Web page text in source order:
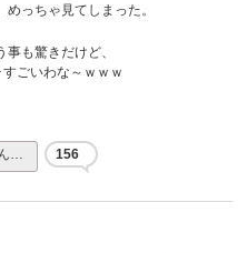
っちゃ見てしまった。
も驚きだけど、
ごいわな～ｗｗｗ
… 156